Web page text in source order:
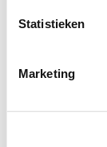
Statistieken
Marketing
Basiscursus
8 september
Rotterdam